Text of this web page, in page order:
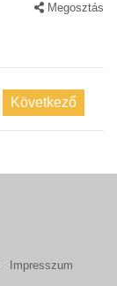
Megosztás
Következő
Impresszum